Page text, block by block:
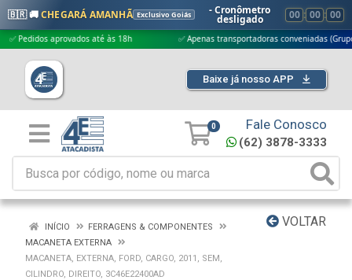
🇧🇷 🚚CHEGARÁ AMANHÃ Exclusivo Goiás - Cronômetro
desligado 00 : 00 : 00
aprovados até às 18h ✅ Apenas transportadoras conveniadas (Grupo G5)
Baixe já nosso APP
0 Fale Conosco
(62) 3878-3333
VOLTAR
INÍCIO
FERRAGENS & COMPONENTES
MACANETA EXTERNA
MACANETA, EXTERNA, FORD, CARGO, 2011, SEM,
CILINDRO, DIREITO, 3C46E22400AD